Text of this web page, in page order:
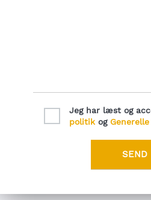
Jeg har læst og
politikog